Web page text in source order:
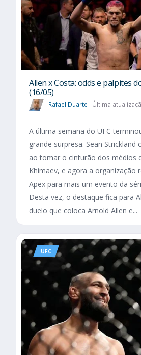
Allen x Costa: odds e palpites
(16/05)
Rafael Duarte Última
A última semana do UFC
grande surpresa. Sean Strickland
ao tomar o cinturão dos médios
Khimaev, e agora a organização
Apex para mais um evento da
Desta vez, o destaque fica para
duelo que coloca Arnold Allen e...
UFC